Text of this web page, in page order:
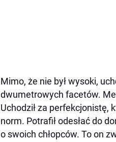
Mimo, że nie był wysoki,
dwumetrowych facetów.
Uchodził za perfekcjonistę,
norm. Potrafił odesłać do
o swoich chłopców. To on